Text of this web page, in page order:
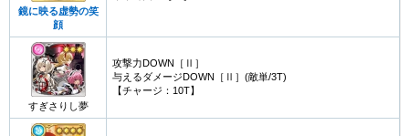
鏡に映る虚勢の笑
顔
すぎさりし夢
攻撃力DOWN［Ⅱ］
与えるダメージDOWN［Ⅱ］(敵単/3T)
【チャージ：10T】